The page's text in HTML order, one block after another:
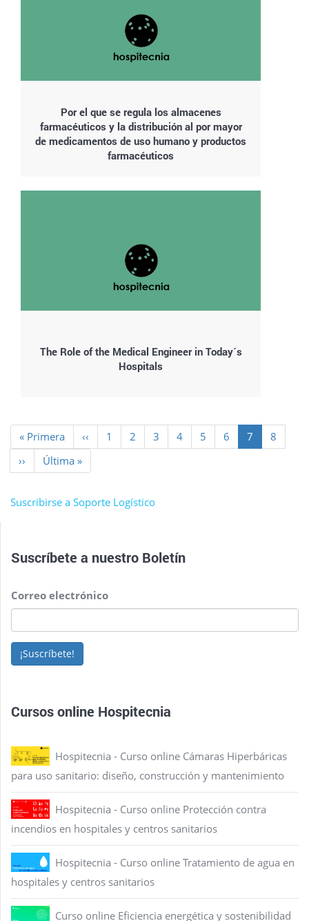
Por el que se regula los almacenes
farmacéuticos y la distribución al por mayor
de medicamentos de uso humano y productos
farmacéuticos
The Role of the Medical Engineer in Today´s
Hospitals
Paginación
Primera
página
« Primera
Página
anterior
‹‹ Page
1 Page
2 Page
3 Page
4 Page
5 Page
6
Página
actual
7 Page
8
Siguiente
página
››
Última
página
Última »
Suscribirse a Soporte Logístico
Suscríbete a nuestro Boletín
Correo electrónico
¡Suscríbete!
Cursos online Hospitecnia
Hospitecnia - Curso online Cámaras Hiperbáricas
para uso sanitario: diseño, construcción y mantenimiento
Hospitecnia - Curso online Protección contra
incendios en hospitales y centros sanitarios
Hospitecnia - Curso online Tratamiento de agua en
hospitales y centros sanitarios
Curso online Eficiencia energética y sostenibilidad